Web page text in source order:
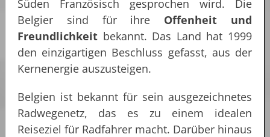
Süden Französisch gesprochen wird. Die
Belgier sind für ihre Offenheit und
Freundlichkeit bekannt. Das Land hat 1999
den einzigartigen Beschluss gefasst, aus der
Kernenergie auszusteigen.
Belgien ist bekannt für sein ausgezeichnetes
Radwegenetz, das es zu einem idealen
Reiseziel für Radfahrer macht. Darüber hinaus